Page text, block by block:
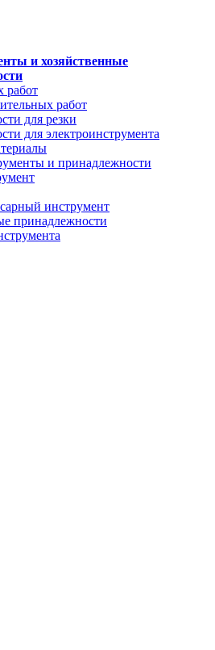
и хозяйственные
работ
работ
для резки
для электроинструмента
и принадлежности
инструмент
принадлежности